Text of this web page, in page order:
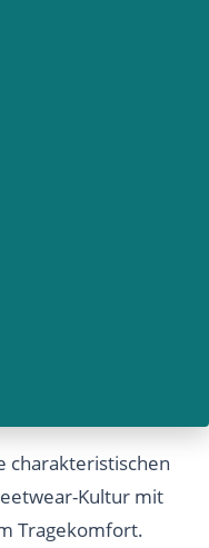
Der
charakteristischen
Kultur mit
Tragekomfort.